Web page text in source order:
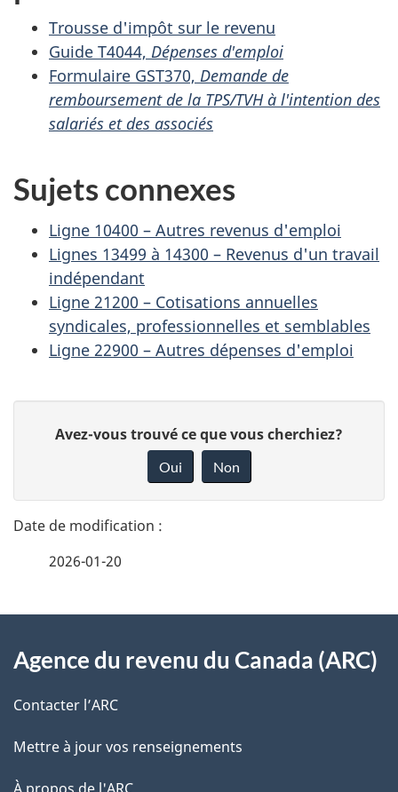
Trousse d'impôt sur le revenu
Guide T4044, Dépenses d'emploi
Formulaire GST370, Demande de
remboursement de la TPS/TVH à l'intention des
salariés et des associés
Sujets connexes
Ligne 10400 – Autres revenus d'emploi
Lignes 13499 à 14300 – Revenus d'un travail
indépendant
Ligne 21200 – Cotisations annuelles
syndicales, professionnelles et semblables
Ligne 22900 – Autres dépenses d'emploi
t
a
l
s
l
n
o
t
r
e
é
Avez-vous trouvé ce que vous cherchiez?
Oui Non
2026-01-20
propos
de
ce
Agence du revenu du Canada (ARC)
Contacter l’ARC
Mettre à jour vos renseignements